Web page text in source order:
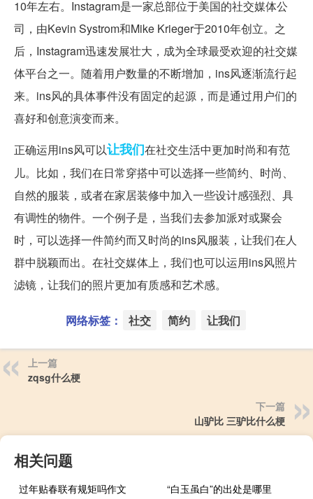
10年左右。Instagram是一家总部位于美国的社交媒体公
司，由Kevin Systrom和Mike Krieger于2010年创立。之
后，Instagram迅速发展壮大，成为全球最受欢迎的社交媒
体平台之一。随着用户数量的不断增加，ins风逐渐流行起
来。ins风的具体事件没有固定的起源，而是通过用户们的
喜好和创意演变而来。
正确运用ins风可以让我们在社交生活中更加时尚和有范
儿。比如，我们在日常穿搭中可以选择一些简约、时尚、
自然的服装，或者在家居装修中加入一些设计感强烈、具
有调性的物件。一个例子是，当我们去参加派对或聚会
时，可以选择一件简约而又时尚的ins风服装，让我们在人
群中脱颖而出。在社交媒体上，我们也可以运用ins风照片
滤镜，让我们的照片更加有质感和艺术感。
网络标签： 社交 简约 让我们
上一篇
zqsg什么梗
下一篇
山驴比 三驴比什么梗
相关问题
过年贴春联有规矩吗作文
“白玉虽白”的出处是哪里